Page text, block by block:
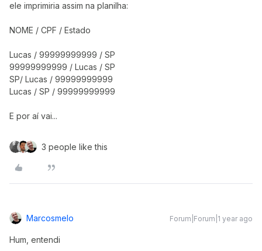
ele imprimiria assim na planilha:
NOME / CPF / Estado
Lucas / 99999999999 / SP
99999999999 / Lucas / SP
SP/ Lucas / 99999999999
Lucas / SP / 99999999999
E por aí vai...
3 people like this
Marcosmelo Forum|Forum|1 year ago
Hum, entendi